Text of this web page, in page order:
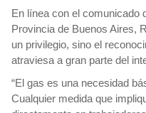
En línea con el comunicado
Provincia de Buenos Aires,
un privilegio, sino el
atraviesa a gran parte del
“El gas es una necesidad
Cualquier medida que